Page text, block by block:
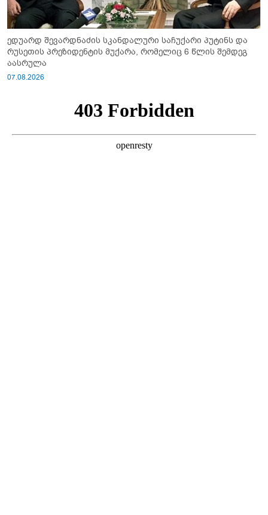
ედუარდ შევარდნაძის სკანდალური საჩუქარი პუტინს და
რუსეთის პრეზიდენტის მუქარა, რომელიც 6 წლის შემდეგ
აასრულა
07.08.2026